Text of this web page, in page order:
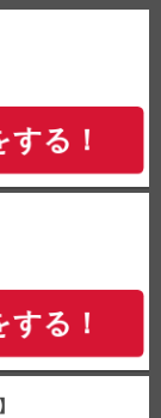
る！
る！